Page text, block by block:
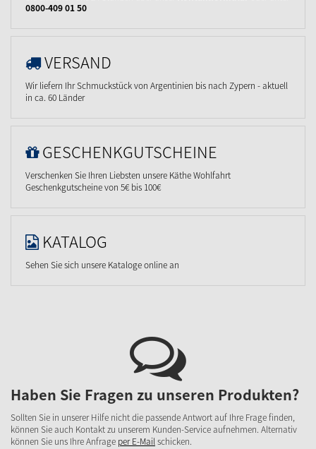
0800-409 01 50
VERSAND
Wir liefern Ihr Schmuckstück von Argentinien bis nach Zypern - aktuell
in ca. 60 Länder
GESCHENKGUTSCHEINE
Verschenken Sie Ihren Liebsten unsere Käthe Wohlfahrt
Geschenkgutscheine von 5€ bis 100€
KATALOG
Sehen Sie sich unsere Kataloge online an
Haben Sie Fragen zu unseren Produkten?
Sollten Sie in unserer Hilfe nicht die passende Antwort auf Ihre Frage finden,
können Sie auch Kontakt zu unserem Kunden-Service aufnehmen. Alternativ
können Sie uns Ihre Anfrage per E-Mailschicken.